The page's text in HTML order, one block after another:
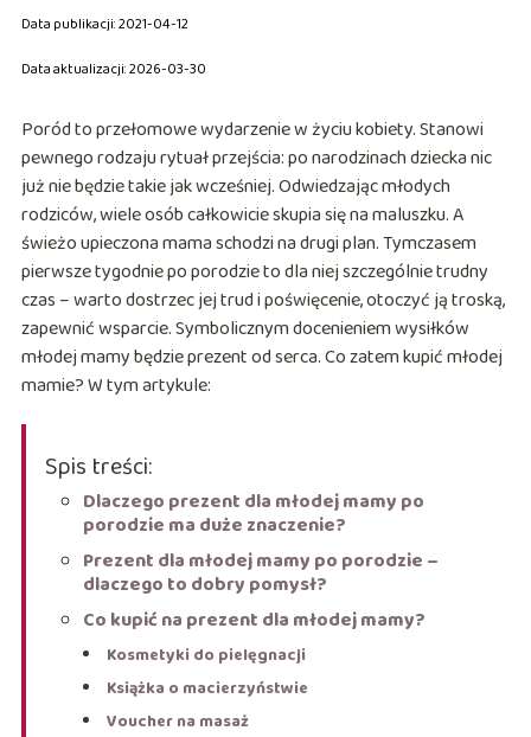
Data publikacji: 2021-04-12
Data aktualizacji: 2026-03-30
Poród to przełomowe wydarzenie w życiu kobiety. Stanowi
pewnego rodzaju rytuał przejścia: po narodzinach dziecka nic
już nie będzie takie jak wcześniej. Odwiedzając młodych
rodziców, wiele osób całkowicie skupia się na maluszku. A
świeżo upieczona mama schodzi na drugi plan. Tymczasem
pierwsze tygodnie po porodzie to dla niej szczególnie trudny
czas – warto dostrzec jej trud i poświęcenie, otoczyć ją troską,
zapewnić wsparcie. Symbolicznym docenieniem wysiłków
młodej mamy będzie prezent od serca. Co zatem kupić młodej
mamie? W tym artykule:
Spis treści:
Dlaczego prezent dla młodej mamy po
porodzie ma duże znaczenie?
Prezent dla młodej mamy po porodzie –
dlaczego to dobry pomysł?
Co kupić na prezent dla młodej mamy?
Kosmetyki do pielęgnacji
Książka o macierzyństwie
Voucher na masaż